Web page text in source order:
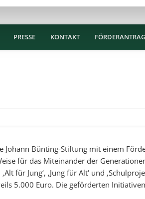
PRESSE KONTAKT
Johann Bünting-Stiftung mit einem
für das Miteinander der
für Jung‘, ‚Jung für Alt‘ und
5.000 Euro. Die geförderten